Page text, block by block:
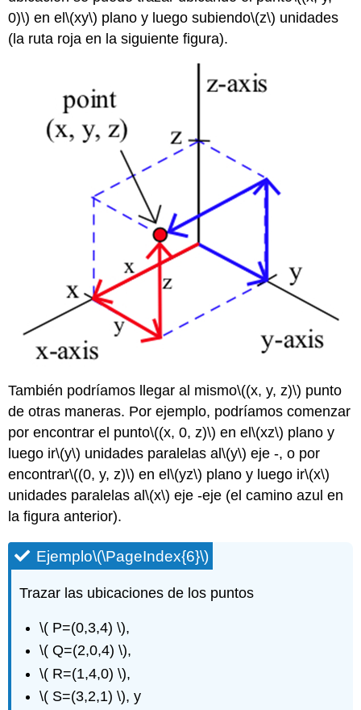
0)\) en el\(xy\) plano y luego subiendo\(z\) unidades
(la ruta roja en la siguiente figura).
También podríamos llegar al mismo\((x, y, z)\) punto
de otras maneras. Por ejemplo, podríamos comenzar
por encontrar el punto\((x, 0, z)\) en el\(xz\) plano y
luego ir\(y\) unidades paralelas al\(y\) eje -, o por
encontrar\((0, y, z)\) en el\(yz\) plano y luego ir\(x\)
unidades paralelas al\(x\) eje -eje (el camino azul en
la figura anterior).
Ejemplo\(\PageIndex{6}\)
Trazar las ubicaciones de los puntos
\( P=(0,3,4) \),
\( Q=(2,0,4) \),
\( R=(1,4,0) \),
\( S=(3,2,1) \), y